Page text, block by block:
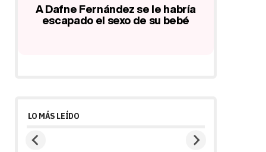
Dafne Fernández y el amor de
Jorge y Miri, protagonistas de la
inauguración del restaurante de
LO MÁS LEÍDO